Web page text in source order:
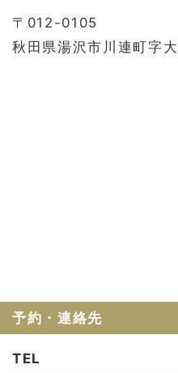
〒012-0105
秋田県湯沢市川連町字
予約・連絡先
TEL